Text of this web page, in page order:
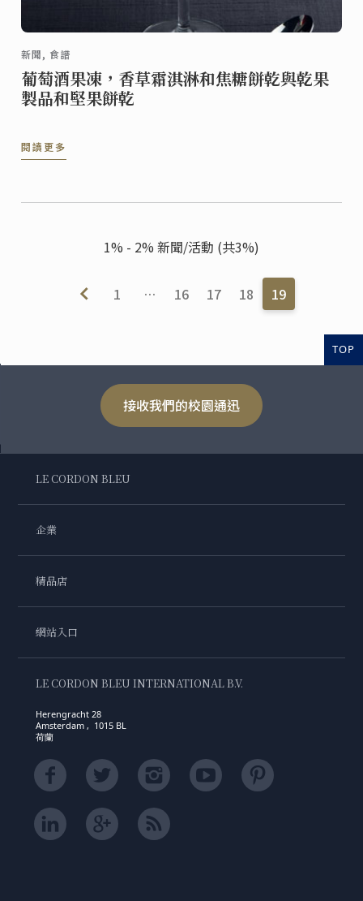
新聞, 食譜
葡萄酒果凍，香草霜淇淋和焦糖餅乾與乾果
製品和堅果餅乾
閱讀更多
1% - 2% 新聞/活動 (共3%)
1 … 16 17 18 19
TOP
接收我們的校園通迅
LE CORDON BLEU
企業
精品店
網站入口
LE CORDON BLEU INTERNATIONAL B.V.
Herengracht 28
Amsterdam , 1015 BL
荷蘭